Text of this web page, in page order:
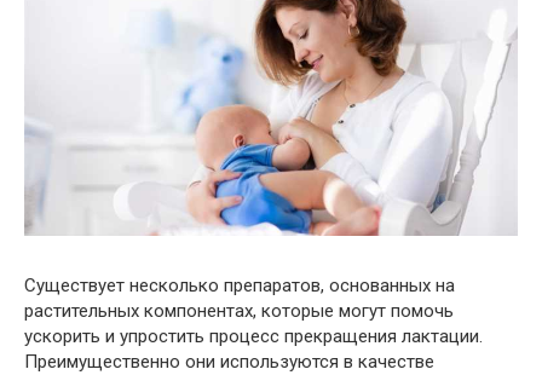
Существует несколько препаратов, основанных на
растительных компонентах, которые могут помочь
ускорить и упростить процесс прекращения лактации.
Преимущественно они используются в качестве